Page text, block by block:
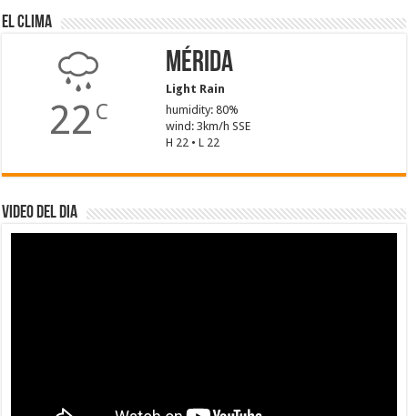
El Clima
22 C
Mérida
Light Rain
humidity: 80%
wind: 3km/h SSE
H 22 • L 22
Video del dia